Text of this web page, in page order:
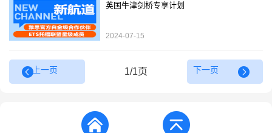
英国牛津剑桥专享计划
2024-07-15
上一页 1/1页 下一页